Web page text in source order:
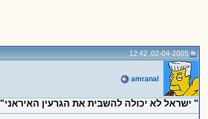
02-04-2005, 12:42
amranal
" ישראל לא יכולה להשבית את הגרעין האיראני"